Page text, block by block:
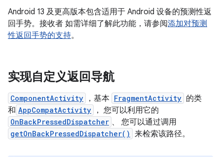
Android 13 及更高版本包含适用于 Android 设备的预测性返
回手势。接收者 如需详细了解此功能，请参阅添加对预测
性返回手势的支持。
实现自定义返回导航
ComponentActivity ，基本 FragmentActivity 的类
和 AppCompatActivity ， 您可以利用它的
OnBackPressedDispatcher 、 您可以通过调用
getOnBackPressedDispatcher() 来检索该路径。